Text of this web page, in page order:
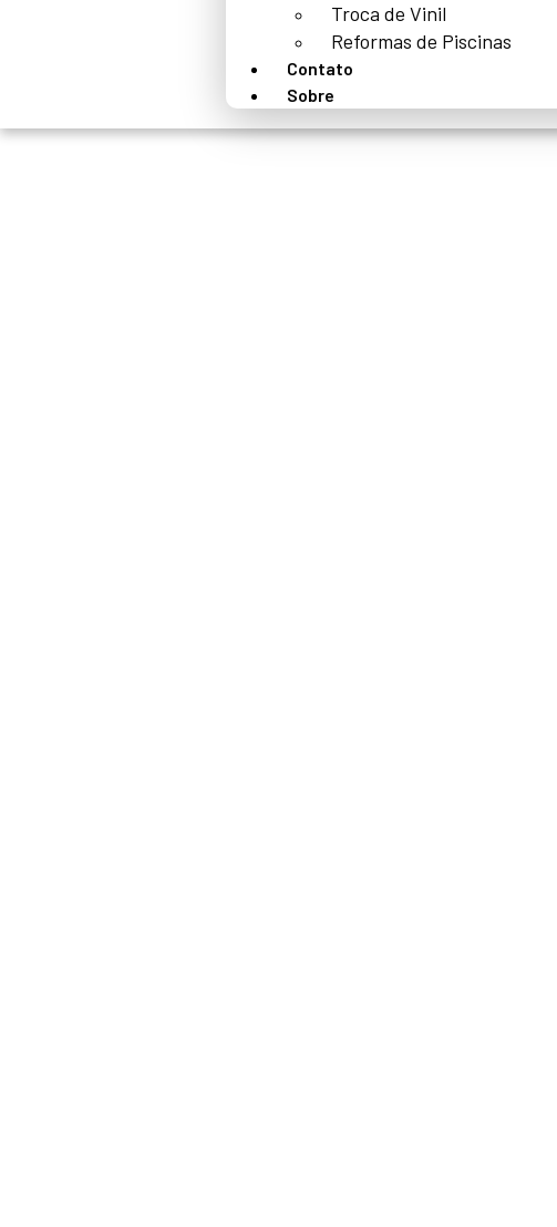
Troca de Vinil
Reformas de Piscinas
Contato
Sobre